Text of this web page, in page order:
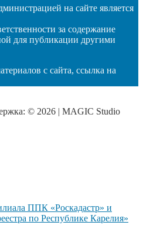
на сайте является
за содержание
для публикации другими
с сайта, ссылка на
© 2026 | MAGIC Studio
ППК «Роскадастр» и
по Республике Карелия»